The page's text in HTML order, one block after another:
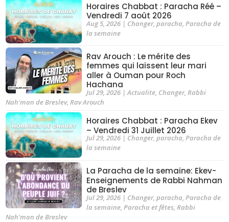
Horaires Chabbat : Paracha Réé –
Vendredi 7 août 2026
Aug 5, 2026| Changer, paracha Paracha de
la semaine
Rav Arouch : Le mérite des
femmes qui laissent leur mari
aller à Ouman pour Roch
Hachana
Jul 29, 2026| Actualite, Changer, Rabbi
Nah'man de Breslev, Rav Arouch
Horaires Chabbat : Paracha Ekev
– Vendredi 31 Juillet 2026
Jul 29, 2026| Changer, paracha, Paracha de
la semaine
La Paracha de la semaine: Ekev-
Enseignements de Rabbi Nahman
de Breslev
Jul 29, 2026| Changer, paracha, Paracha de
la semaine, Paracha et fêtes, Rabbi
Nah'man de Breslev